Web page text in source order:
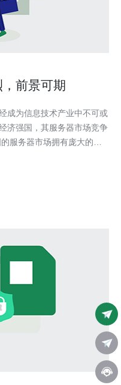
前景可期
成为信息技术产业中不可或
济强国，其服务器市场竞争
服务器市场拥有庞大的需
，使得其服务器市场的需